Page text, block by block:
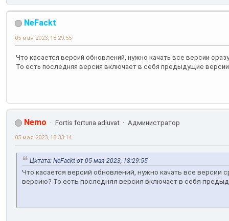
NeFackt
05 мая 2023, 18:29:55
Что касается версий обновлений, нужно качать все версии
То есть последняя версия включает в себя предыдущие
Nemo Fortis fortuna adiuvat Администратор
05 мая 2023, 18:33:14
Цитата: NeFackt от 05 мая 2023, 18:29:55
Что касается версий обновлений, нужно качать все версии
версию? То есть последняя версия включает в себя